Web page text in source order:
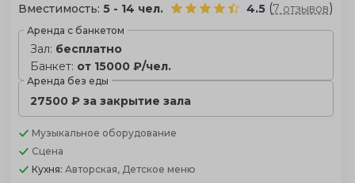
Вместимость: 5 - 14 чел. 4.5 (7 отзывов)
Аренда с банкетом
Зал: бесплатно
Банкет: от 15000 ₽/чел.
Аренда без еды
27500 ₽ за закрытие зала
Музыкальное оборудование
Сцена
Кухня: Авторская, Детское меню